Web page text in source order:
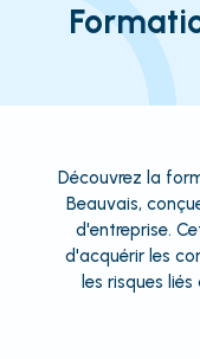
Découvrez la
Beauvais,
d'entreprise.
d'acquérir les
les risques